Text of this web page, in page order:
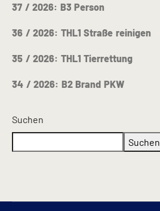
37 / 2026: B3 Person
36 / 2026: THL1 Straße reinigen
35 / 2026: THL1 Tierrettung
34 / 2026: B2 Brand PKW
Suchen
Suchen